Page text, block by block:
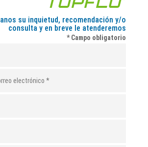
su inquietud, recomendación y/o
consulta y en breve le atenderemos
* Campo obligatorio